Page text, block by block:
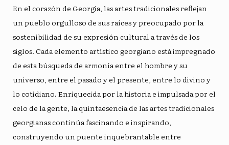
En el corazón de Georgia, las artes tradicionales reflejan
un pueblo orgulloso de sus raíces y preocupado por la
sostenibilidad de su expresión cultural a través de los
siglos. Cada elemento artístico georgiano está impregnado
de esta búsqueda de armonía entre el hombre y su
universo, entre el pasado y el presente, entre lo divino y
lo cotidiano. Enriquecida por la historia e impulsada por el
celo de la gente, la quintaesencia de las artes tradicionales
georgianas continúa fascinando e inspirando,
construyendo un puente inquebrantable entre